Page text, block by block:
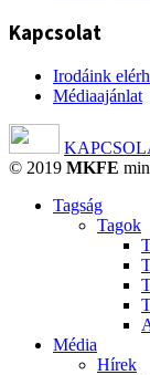
Kapcsolat
Irodáink
Médiaajánlat
© 2019 MKFE
Tagság
Tagok
Média
Hírek